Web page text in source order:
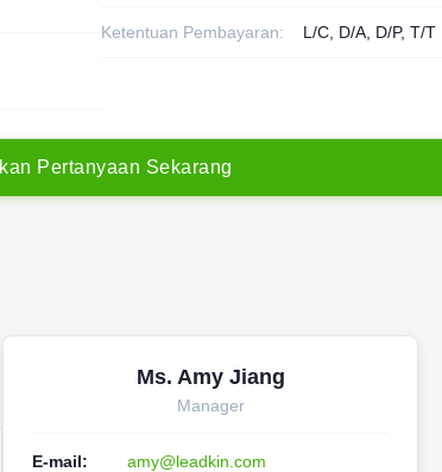
Ketentuan Pembayaran: L/C, D/A, D/P, T/T
kan Pertanyaan Sekarang
Ms. Amy Jiang
Manager
E-mail:
amy@leadkin.com